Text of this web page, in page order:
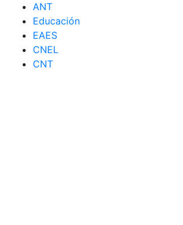
ANT
Educación
EAES
CNEL
CNT